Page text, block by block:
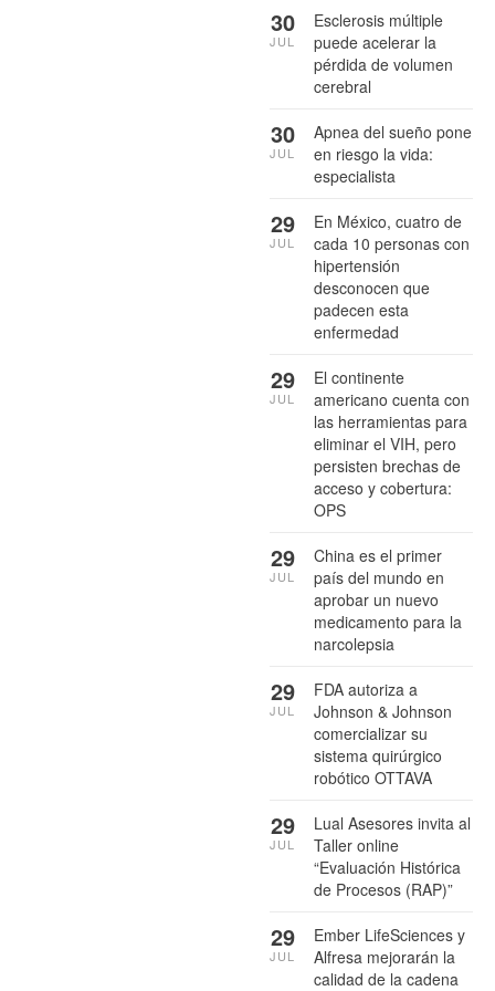
Esclerosis múltiple
puede acelerar la
pérdida de volumen
cerebral
30
JUL
Apnea del sueño pone
en riesgo la vida:
especialista
30
JUL
En México, cuatro de
cada 10 personas con
hipertensión
desconocen que
padecen esta
enfermedad
29
JUL
El continente
americano cuenta con
las herramientas para
eliminar el VIH, pero
persisten brechas de
acceso y cobertura:
OPS
29
JUL
China es el primer
país del mundo en
aprobar un nuevo
medicamento para la
narcolepsia
29
JUL
FDA autoriza a
Johnson & Johnson
comercializar su
sistema quirúrgico
robótico OTTAVA
29
JUL
Lual Asesores invita al
Taller online
“Evaluación Histórica
de Procesos (RAP)”
29
JUL
Ember LifeSciences y
Alfresa mejorarán la
calidad de la cadena
29
JUL